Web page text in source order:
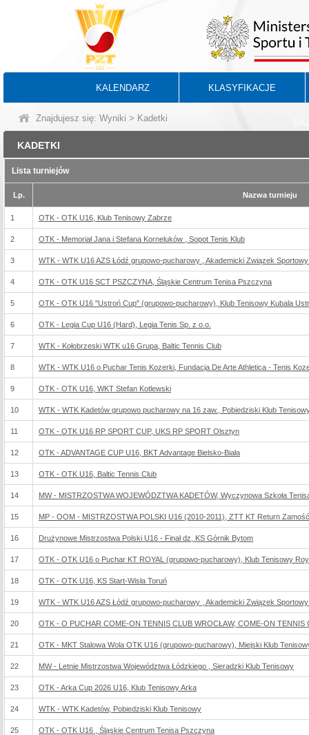
KALENDARZ KLASYFIKACJE
Znajdujesz się: Wyniki > Kadetki
KADETKI
Lista turniejów
Lp. Nazwa turnieju
1 OTK - OTK U16, Klub Tenisowy Zabrze
2 OTK - Memoriał Jana i Stefana Korneluków , Sopot Tenis Klub
3 WTK - WTK U16 AZS Łódź grupowo-pucharowy , Akademicki Związek
4 OTK - OTK U16 SCT PSZCZYNA, Śląskie Centrum Tenisa Pszczyna
5 OTK - OTK U16 "Ustroń Cup" (grupowo-pucharowy), Klub Tenisowy Kubala
6 OTK - Legia Cup U16 (Hard), Legia Tenis Sp. z o.o.
7 WTK - Kołobrzeski WTK u16 Grupa, Baltic Tennis Club
8 WTK - WTK U16 o Puchar Tenis Kozerki, Fundacja De Arte Athletica - Tenis
9 OTK - OTK U16, WKT Stefan Kotlewski
10 WTK - WTK Kadetów grupowo pucharowy na 16 zaw., Pobiedziski Klub
11 OTK - OTK U16 RP SPORT CUP, UKS RP SPORT Olsztyn
12 OTK - ADVANTAGE CUP U16, BKT Advantage Bielsko-Biała
13 OTK - OTK U16, Baltic Tennis Club
14 MW - MISTRZOSTWA WOJEWÓDZTWA KADETÓW, Wyczynowa Szkoła
15 MP - OOM - MISTRZOSTWA POLSKI U16 (2010-2011), ZTT KT Return Zamość
16 Drużynowe Mistrzostwa Polski U16 - Finał dz, KS Górnik Bytom
17 OTK - OTK U16 o Puchar KT ROYAL (grupowo-pucharowy), Klub Tenisowy
18 OTK - OTK U16, KS Start-Wisła Toruń
19 WTK - WTK U16 AZS Łódź grupowo-pucharowy , Akademicki Związek
20 OTK - O PUCHAR COME-ON TENNIS CLUB WROCŁAW, COME-ON TENNIS
21 OTK - MKT Stalowa Wola OTK U16 (grupowo-pucharowy), Miejski Klub
22 MW - Letnie Mistrzostwa Województwa Łódzkiego , Sieradzki Klub Tenisowy
23 OTK - Arka Cup 2026 U16, Klub Tenisowy Arka
24 WTK - WTK Kadetów, Pobiedziski Klub Tenisowy
25 OTK - OTK U16 , Śląskie Centrum Tenisa Pszczyna